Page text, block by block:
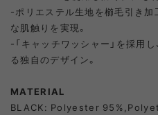
-ポリエステル生地を櫛毛引き加
な肌触りを実現。
-「キャッチワッシャー」を採用
る独自のデザイン。
MATERIAL
BLACK: Polyester